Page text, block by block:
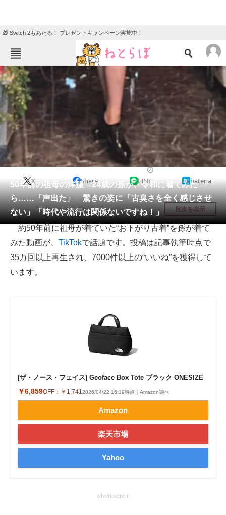
🎁 Switch 2もあたる！ プレゼントキャンペーン実施中！
ねとらぼメニュー
TOP ニュース
エンタメ クイズ
グルメ 地域
住まい 教育・育児
動物 リサーチ
会員記事
メディア
注目記事を集めた総合ページ
ITの今と未来を見通す
スマホと通信の最新トレンド
ビジネスと働き方のヒント
企業ITのトレンドを詳説
経営リーダーのコミュニティ
マーケ×ITの今がよく分かる
ITエンジニア向け専門サイト
50年前の祖母の洋服→24歳の孫が、令和に着てみた
ら……「声出た」 驚きの姿に「古臭さを全く感じさせ
ない」「時代や流行は関係ないですね！」
X Share LINE hatena
目次を表示
約50年前に祖母が着ていた“お下がり古着”を孫が着て
みた動画が、 TikTokで話題です。投稿は記事執筆時点で
35万回以上再生され、7000件以上の“いいね”を獲得して
います。
[ザ・ノース・フェイス] Geoface Box Tote ブラック ONESIZE
￥6,859OFF： ￥1,7412026/04/22 16:19時点｜Amazon調べ
Amazon
楽天市場
Yahoo
advertisement